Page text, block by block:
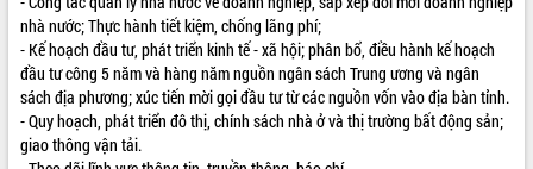
VIDEO
Loading the player...
nhà nước; Thực hành tiết kiệm, chống lãng phí;
- Kế hoạch đầu tư, phát triển kinh tế - xã hội; phân bổ, điều hành kế hoạch
đầu tư công 5 năm và hàng năm nguồn ngân sách Trung ương và ngân
sách địa phương; xúc tiến mời gọi đầu tư từ các nguồn vốn vào địa bàn tỉnh.
- Quy hoạch, phát triển đô thị, chính sách nhà ở và thị trường bất động sản;
giao thông vận tải.